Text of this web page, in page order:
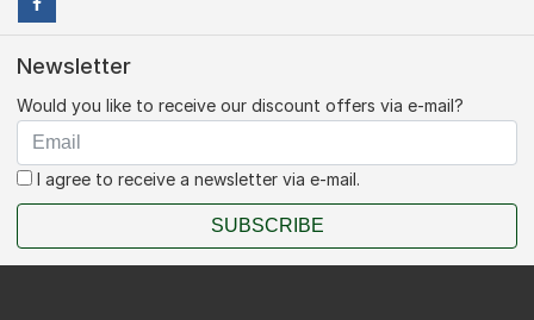
Newsletter
Would you like to receive our discount offers via e-mail?
I agree to receive a newsletter via e-mail.
SUBSCRIBE